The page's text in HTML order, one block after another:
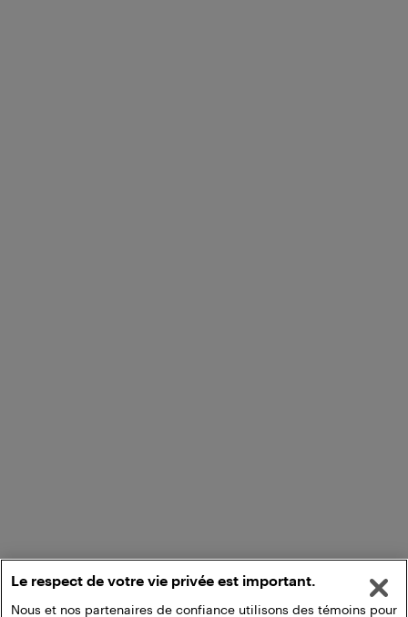
Le respect de votre vie privée est important.
Nous et nos partenaires de confiance utilisons des témoins pour